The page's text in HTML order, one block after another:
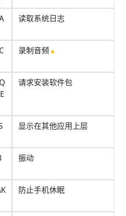
读取系统日志
录制音频
请求安装软件包
显示在其他应用上层
振动
防止手机休眠